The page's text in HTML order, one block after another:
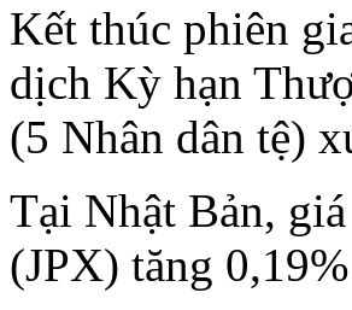
Kết thúc phiên
dịch Kỳ hạn
(5 Nhân dân tệ)
Tại Nhật Bản,
(JPX) tăng